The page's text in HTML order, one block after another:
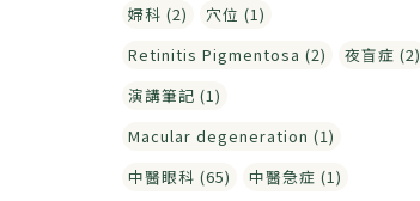
婦科 (2)
穴位 (1)
Retinitis Pigmentosa (2)
夜盲症 (2)
演講筆記 (1)
Macular degeneration (1)
中醫眼科 (65)
中醫急症 (1)